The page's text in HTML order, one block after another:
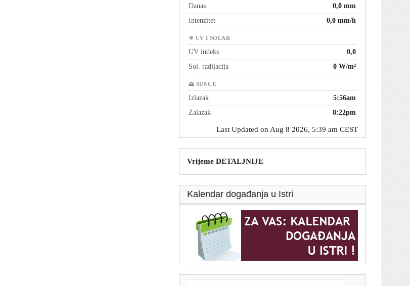
Danas
0,0 mm
Intenzitet
0,0 mm/h
☀ UV I SOLAR
UV indeks
0,0
Sol. radijacija
0 W/m²
🌅 SUNCE
Izlazak
5:56am
Zalazak
8:22pm
Last Updated on Aug 8 2026, 5:39 am CEST
Vrijeme DETALJNIJE
Kalendar događanja u Istri